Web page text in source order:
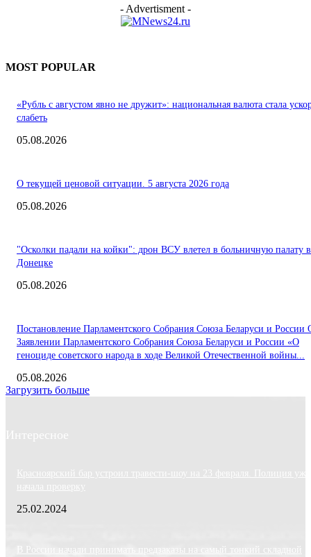
- Advertisment -
MOST POPULAR
«Рубль с августом явно не дружит»: национальная валюта стала
слабеть
05.08.2026
О текущей ценовой ситуации. 5 августа 2026 года
05.08.2026
"Осколки падали на койки": дрон ВСУ влетел в больничную палату в
Донецке
05.08.2026
Постановление Парламентского Собрания Союза Беларуси и России
Заявлении Парламентского Собрания Союза Беларуси и России «О
геноциде советского народа в ходе Великой Отечественной войны...
05.08.2026
Загрузить больше
Интересное
Красноярский бар устроил травести-шоу на 23 февраля. Полиция уже
начала проверку
25.02.2024
В России начали принимать предзаказы на самый тонкий складной